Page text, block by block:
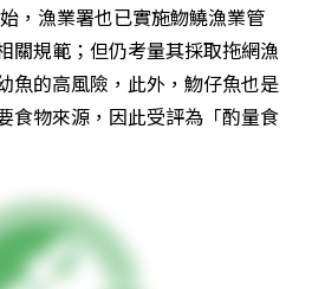
，漁業署也已實施魩鱙漁業管
關規範；但仍考量其採取拖網漁
魚的高風險，此外，魩仔魚也是
食物來源，因此受評為「酌量食